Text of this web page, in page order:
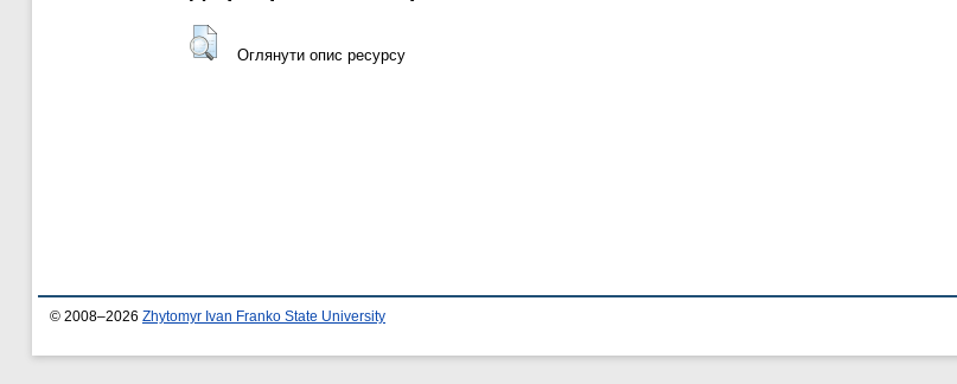
Оглянути опис ресурсу
© 2008–2026 Zhytomyr Ivan Franko State University